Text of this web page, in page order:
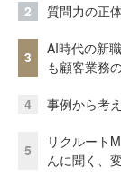
2 質問力の正
3
AI時代の新
も顧客業務
4 事例から考
5
リクルート
んに聞く、